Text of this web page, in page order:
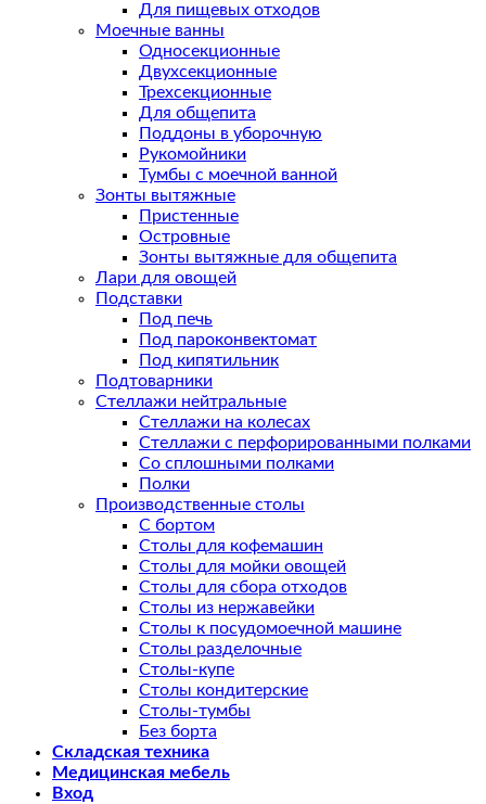
Для пищевых отходов
Моечные ванны
Односекционные
Двухсекционные
Трехсекционные
Для общепита
Поддоны в уборочную
Рукомойники
Тумбы с моечной ванной
Зонты вытяжные
Пристенные
Островные
Зонты вытяжные для общепита
Лари для овощей
Подставки
Под печь
Под пароконвектомат
Под кипятильник
Подтоварники
Стеллажи нейтральные
Стеллажи на колесах
Стеллажи с перфорированными полками
Со сплошными полками
Полки
Производственные столы
С бортом
Столы для кофемашин
Столы для мойки овощей
Столы для сбора отходов
Столы из нержавейки
Столы к посудомоечной машине
Столы разделочные
Столы-купе
Столы кондитерские
Столы-тумбы
Без борта
Складская техника
Медицинская мебель
Вход